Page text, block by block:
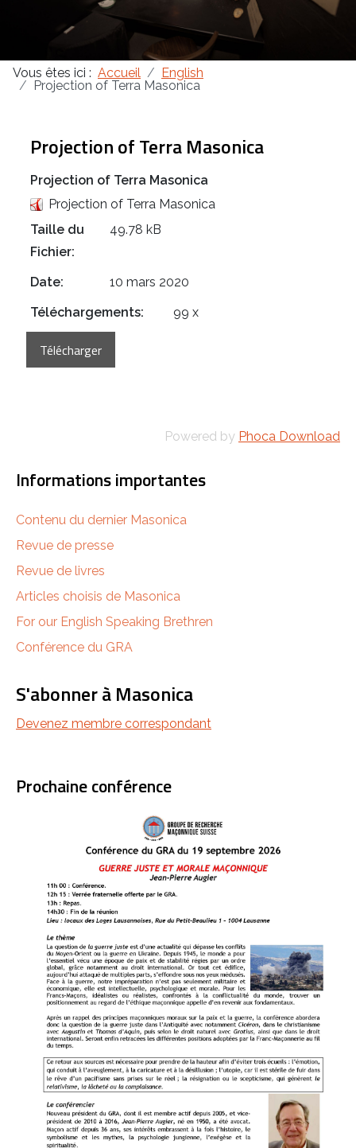
Vous êtes ici : Accueil
English
Projection of Terra Masonica
Informations importantes
Contenu du dernier Masonica
Revue de presse
Revue de livres
Articles choisis de Masonica
For our English Speaking Brethren
Conférence du GRA
S'abonner à Masonica
Devenez membre correspondant
Prochaine conférence
Projection of Terra Masonica
Projection of Terra Masonica
Projection of Terra Masonica
Taille du
Fichier:
49.78 kB
Date:
10 mars 2020
Téléchargements:
99 x
Powered by Phoca Download
Masonica 47
Masonica 46